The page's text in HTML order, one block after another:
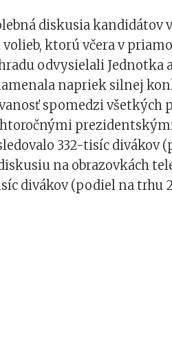
diskusia kandidátov
ktorú včera v
odvysielali Jednotka
napriek silnej
spomedzi všetkých
332-tisíc divákov
na obrazovkách
divákov (podiel na trhu